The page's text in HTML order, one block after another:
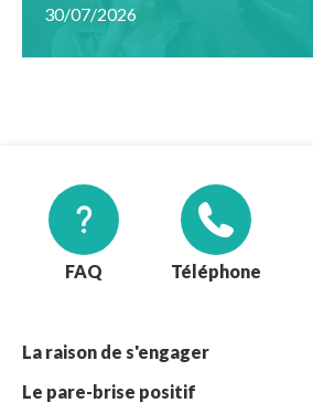
30/07/2026
FAQ Téléphone
La raison de s'engager
Le pare-brise positif